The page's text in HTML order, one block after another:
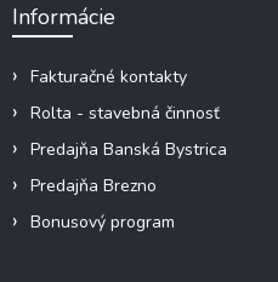
Informácie
Fakturačné kontakty
Rolta - stavebná činnosť
Predajňa Banská Bystrica
Predajňa Brezno
Bonusový program